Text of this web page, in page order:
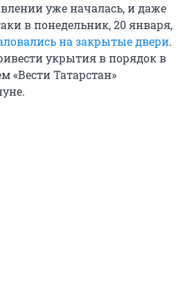
уже началась, и даже
в понедельник, 20 января,
на закрытые двери.
укрытия в порядок в
«Вести Татарстан»